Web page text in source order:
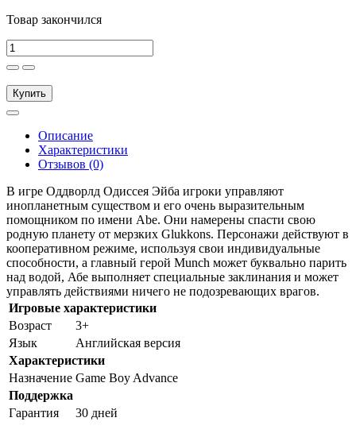
Товар закончился
Купить
Описание
Характеристики
Отзывов (0)
В игре Оддворлд Одиссея Эйба игроки управляют
инопланетным существом и его очень выразительным
помощником по имени Abe. Они намерены спасти свою
родную планету от мерзких Glukkons. Персонажи действуют в
кооперативном режиме, используя свои индивидуальные
способности, а главный герой Munch может буквально парить
над водой, Абе выполняет специальные заклинания и может
управлять действиями ничего не подозревающих врагов.
Игровые характеристики
Возраст
3+
Язык
Английская версия
Характеристики
Назначение Game Boy Advance
Поддержка
Гарантия
30 дней